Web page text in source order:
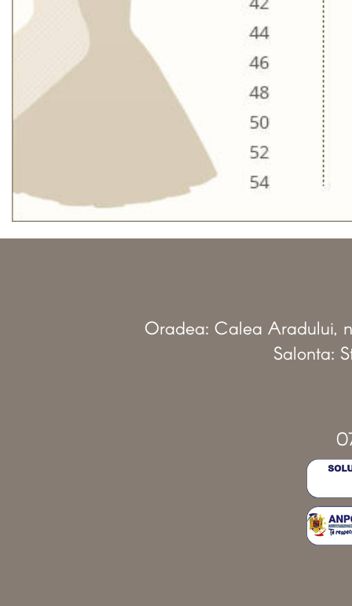
Oradea: Calea Aradului,
Salonta: